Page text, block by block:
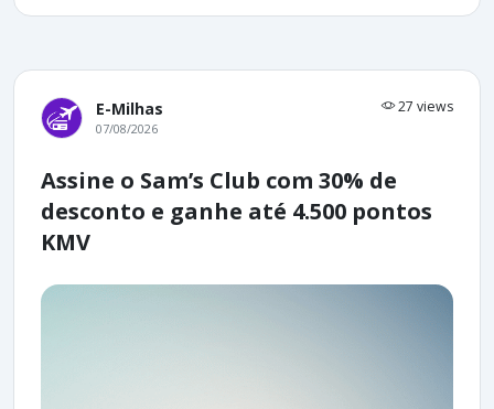
E-Milhas 27 views
07/08/2026
Assine o Sam’s Club com 30% de
desconto e ganhe até 4.500 pontos
KMV